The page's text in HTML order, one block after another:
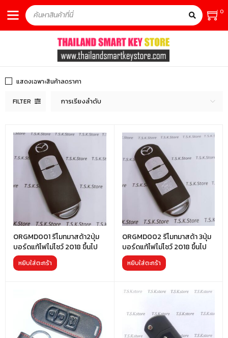
0
FILTER การเรียงลำดับ
แสดงเฉพาะสินค้าลดราคา
ORGMD001 รีโมทมาสด้า2ปุ่ม
บอร์ดแท้ไฟไม่โชว์ 2018 ขึ้นไป
หยิบใส่ตะกร้า
ORGMD002 รีโมทมาสด้า 3ปุ่ม
บอร์ดแท้ไฟไม่โชว์ 2018 ขึ้นไป
หยิบใส่ตะกร้า